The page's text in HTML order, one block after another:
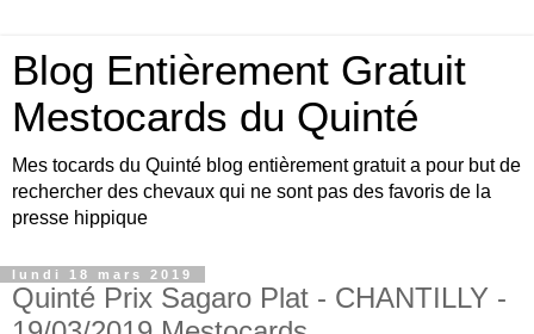
Blog Entièrement Gratuit
Mestocards du Quinté
Mes tocards du Quinté blog entièrement gratuit a pour but de
rechercher des chevaux qui ne sont pas des favoris de la
presse hippique
lundi 18 mars 2019
Quinté Prix Sagaro Plat - CHANTILLY -